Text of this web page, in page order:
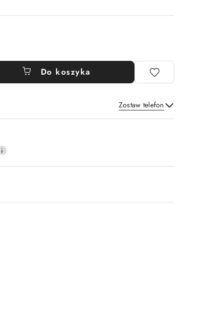
Do koszyka
Zostaw telefon
Wyślij